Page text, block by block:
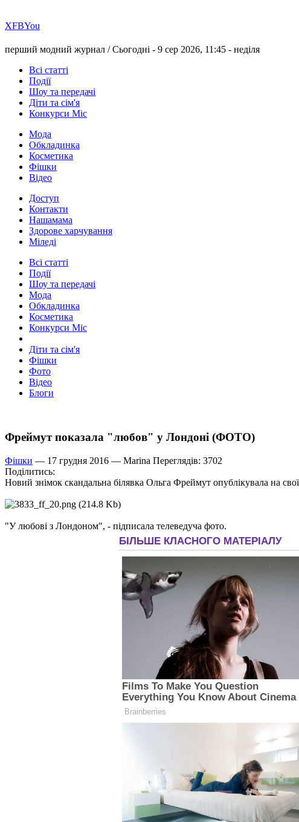
ХFBYou
перший модний журнал /Сьогодні - 9 сер 2026, 11:45 - неділя
Всі статті
Події
Шоу та передачі
Діти та сім'я
Конкурси Міс
Мода
Обкладинка
Косметика
Фішки
Відео
Доступ
Контакти
Нашамама
Здорове харчування
Міледі
Всі статті
Події
Шоу та передачі
Мода
Обкладинка
Косметика
Конкурси Міс
Діти та сім'я
Фішки
Фото
Відео
Блоги
Фреймут показала "любов" у Лондоні (ФОТО)
Фішки — 17 грудня 2016 — Marina Переглядів: 3702
Поділитись:
Новий знімок скандальна білявка Ольга Фреймут опублікувала на
"У любові з Лондоном", - підписала телеведуча фото.